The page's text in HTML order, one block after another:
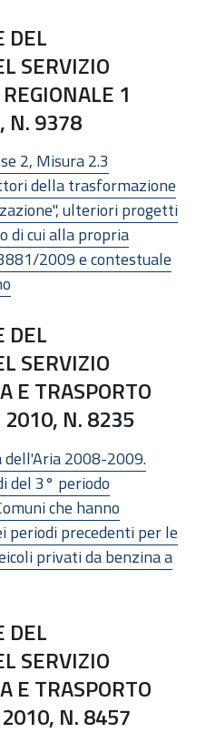
DEL
SERVIZIO
1
N. 9378
2, Misura 2.3
della trasformazione
ulteriori progetti
di cui alla propria
2009 e contestuale
DEL
SERVIZIO
E TRASPORTO
2010, N. 8235
dell'Aria 2008-2009.
del 3° periodo
che hanno
periodi precedenti per le
privati da benzina a
DEL
SERVIZIO
E TRASPORTO
2010, N. 8457